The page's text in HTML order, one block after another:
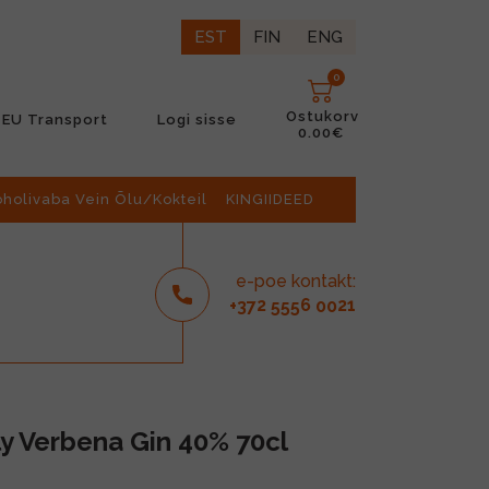
EST FIN ENG
EU Transport Logi sisse
0
Ostukorv
0.00€
Vein Õlu/Kokteil KINGIIDEED
e-poe kontakt:
+372 5556 0021
Verbena Gin 40% 70cl